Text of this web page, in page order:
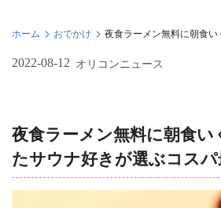
ホーム おでかけ 夜食ラーメン無料に朝食
2022-08-12 オリコンニュース
夜食ラーメン無料に朝食
たサウナ好きが選ぶコス